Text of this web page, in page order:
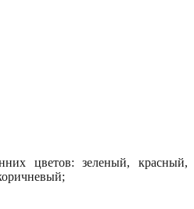
цветов: зеленый, красный,